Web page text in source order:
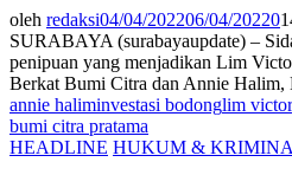
oleh redaksi04/04/202206/04/20220
SURABAYA (surabayaupdate) –
penipuan yang menjadikan Lim
Berkat Bumi Citra dan Annie
annie haliminvestasi bodonglim
bumi citra pratama
HEADLINE HUKUM &